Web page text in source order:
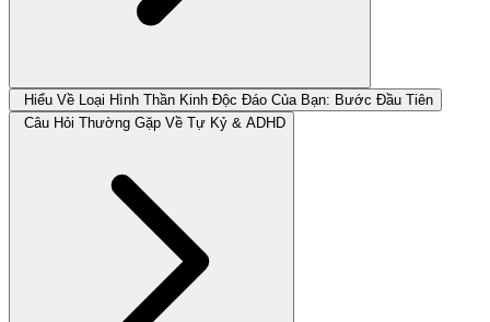
Hiểu Về Loại Hình Thần Kinh Độc Đáo Của Bạn: Bước Đầu Tiên
Câu Hỏi Thường Gặp Về Tự Kỷ & ADHD